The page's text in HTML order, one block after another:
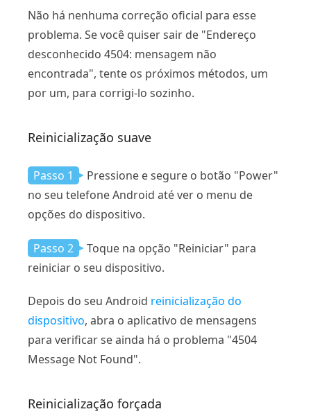
Não há nenhuma correção oficial para esse
problema. Se você quiser sair de "Endereço
desconhecido 4504: mensagem não
encontrada", tente os próximos métodos, um
por um, para corrigi-lo sozinho.
Reinicialização suave
Passo 1
Pressione e segure o botão "Power"
no seu telefone Android até ver o menu de
opções do dispositivo.
Passo 2
Toque na opção "Reiniciar" para
reiniciar o seu dispositivo.
Depois do seu Android reinicialização do
dispositivo, abra o aplicativo de mensagens
para verificar se ainda há o problema "4504
Message Not Found".
Reinicialização forçada